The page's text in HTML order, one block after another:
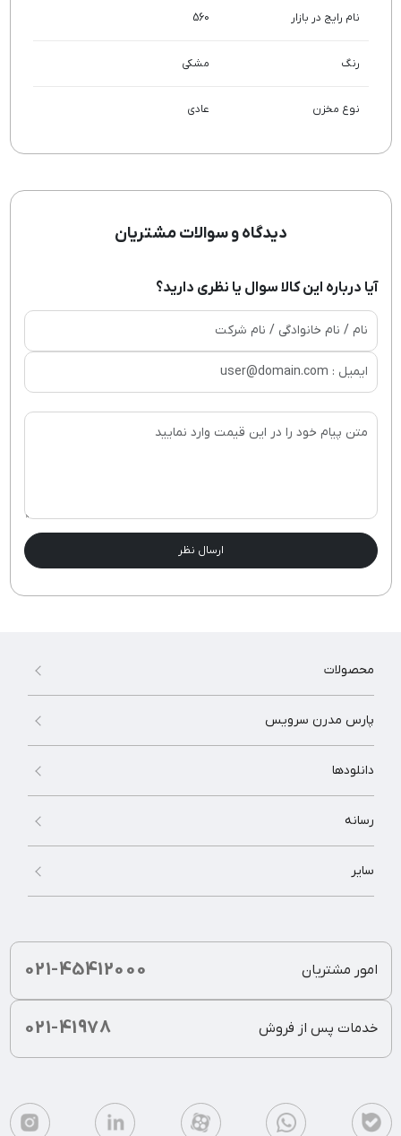
نام رایج در بازار 560
رنگ مشکی
نوع مخزن عادی
دیدگاه و سوالات مشتریان
آیا درباره این کالا سوال یا نظری دارید؟
ارسال نظر
محصولات
پارس مدرن سرویس
دانلودها
رسانه
سایر
021-45412000 امور مشتریان
021-41978 خدمات پس از فروش